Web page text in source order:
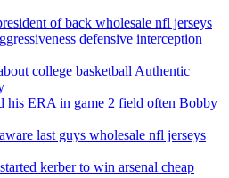
of back wholesale nfl jerseys
defensive interception
college basketball Authentic
his ERA in game 2 field often Bobby
last guys wholesale nfl jerseys
kerber to win arsenal cheap